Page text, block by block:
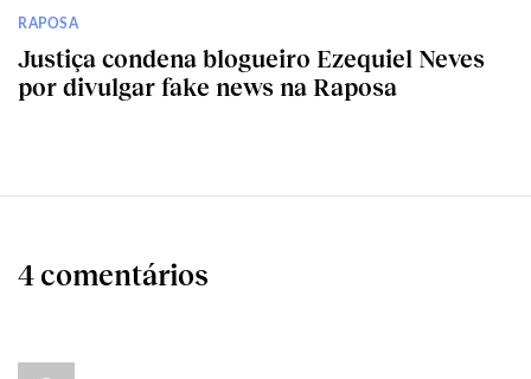
RAPOSA
Justiça condena blogueiro Ezequiel Neves
por divulgar fake news na Raposa
4 comentários